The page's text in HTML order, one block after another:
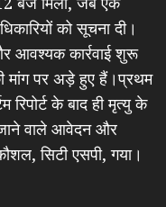
को सूचना दी।
आवश्यक कार्रवाई शुरू
मांग पर अड़े हुए हैं।प्रथम
रिपोर्ट के बाद ही मृत्यु के
जाने वाले आवेदन और
सिटी एसपी, गया।